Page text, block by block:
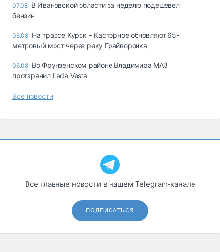
07.08 В Ивановской области за неделю подешевел
бензин
06.08 На трассе Курск – Касторное обновляют 65-
метровый мост через реку Грайворонка
06.08 Во Фрунзенском районе Владимира МАЗ
протаранил Lada Vesta
Все новости
Все главные новости в нашем Telegram‑канале
ПОДПИСАТЬСЯ